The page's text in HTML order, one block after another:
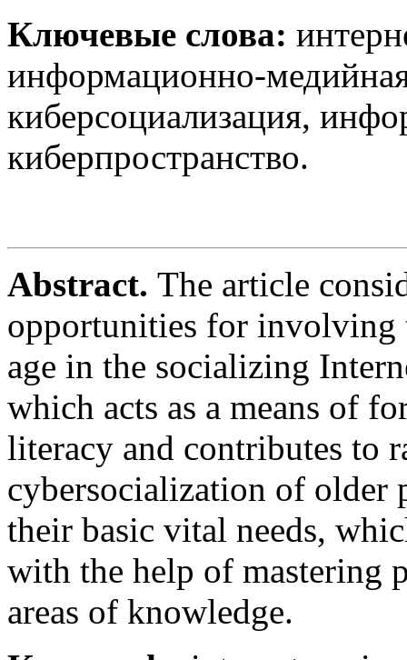
Ключевые слова:
информационно-
киберсоциализация,
киберпространство.
Abstract. The article
opportunities for involving
age in the socializing
which acts as a means of
literacy and contributes to
cybersocialization of older
their basic vital needs,
with the help of mastering
areas of knowledge.